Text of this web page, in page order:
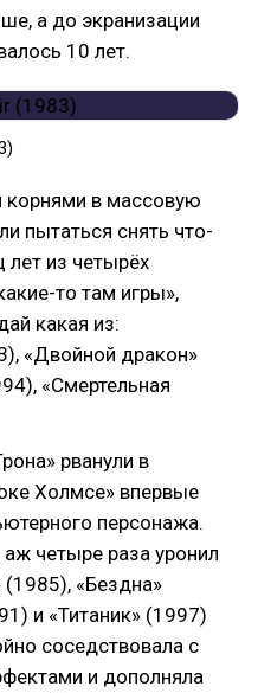
а до экранизации
10 лет.
корнями в массовую
пытаться снять что-
лет из четырёх
то там игры»,
какая из:
«Двойной дракон»
«Смертельная
рванули в
Холмсе» впервые
персонажа.
четыре раза уронил
(1985), «Бездна»
и «Титаник» (1997)
соседствовала с
и дополняла